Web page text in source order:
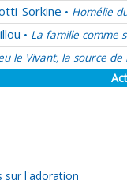
Sorkine • Homélie
• La famille comme
le Vivant, la source de
sur l'adoration